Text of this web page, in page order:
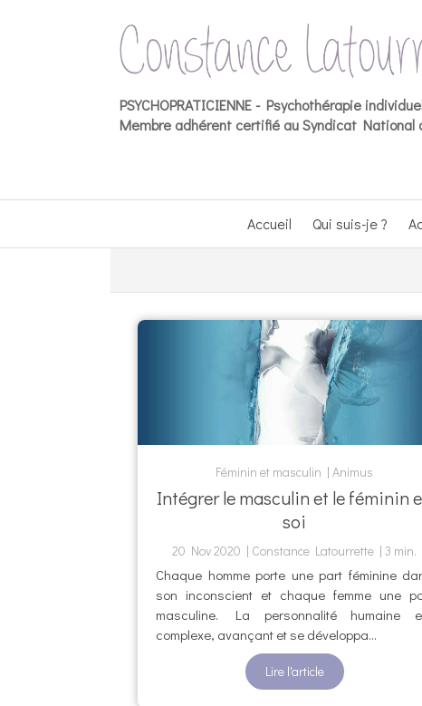
PSYCHOPRATICIENNE - Psychothérapie
Membre adhérent certifié au Syndicat
Accueil Qui suis-je ?
Féminin et masculin Animus
Intégrer le masculin et le féminin
soi
20 Nov 2020 Constance Latourrette 3 min.
Chaque homme porte une part féminine
son inconscient et chaque femme une
masculine. La personnalité humaine
complexe, avançant et se développa...
Lire l'article